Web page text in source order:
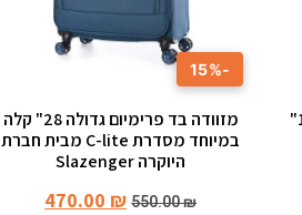
טרולי מזוודה עליה למטוס פרימיום 19"
-15%
מזוודה בד פרימיום גדולה 28" קלה
במיוחד מסדרת C-lite מבית חברת
היוקרה Slazenger
550.00₪
470.00 ₪